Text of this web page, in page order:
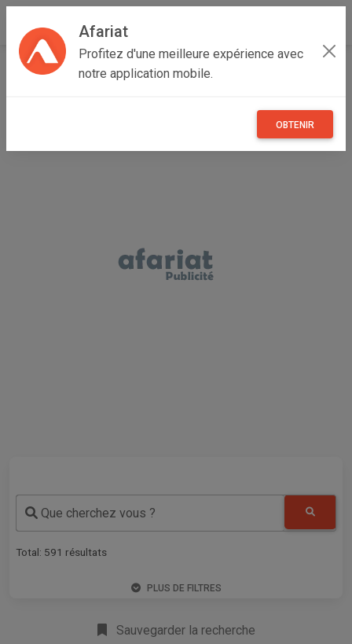
Afariat
Profitez d'une meilleure expérience avec
notre application mobile.
OBTENIR
Accueil Recherche Majerda Bizerte
Que cherchez vous ?
Total: 591 résultats
PLUS DE FILTRES
Sauvegarder la recherche